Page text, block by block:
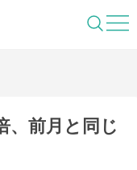
照らすメディ
、前月と同じ